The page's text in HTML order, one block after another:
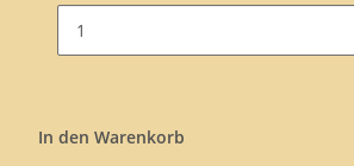
In den Warenkorb